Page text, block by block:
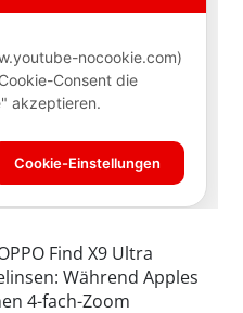
Find X9 Ultra
Während Apples
4-fach-Zoom